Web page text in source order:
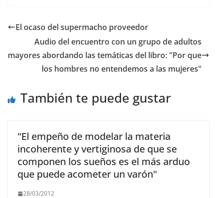
e
b
o
o
er l s
A
p
p
gr
a
m
y
Li
n
k
El ocaso del supermacho proveedor
Audio del encuentro con un grupo de adultos
mayores abordando las temáticas del libro: "Por que
los hombres no entendemos a las mujeres"
También te puede gustar
"El empeño de modelar la materia
incoherente y vertiginosa de que se
componen los sueños es el más arduo
que puede acometer un varón"
28/03/2012